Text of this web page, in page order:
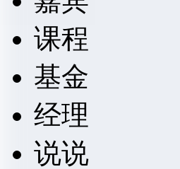
课程
基金
经理
说说